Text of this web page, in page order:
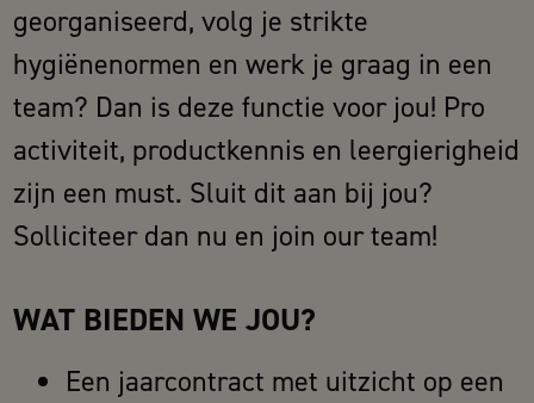
georganiseerd, volg je strikte
hygiënenormen en werk je graag in een
team? Dan is deze functie voor jou! Pro
activiteit, productkennis en leergierigheid
zijn een must. Sluit dit aan bij jou?
Solliciteer dan nu en join our team!
WAT BIEDEN WE JOU?
Een jaarcontract met uitzicht op een